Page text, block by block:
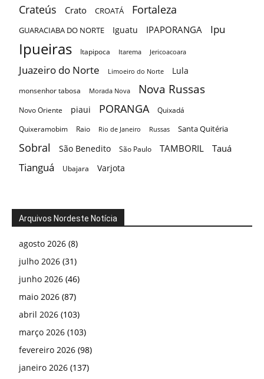
Crateús Crato CROATÁ Fortaleza
GUARACIABA DO NORTE Iguatu IPAPORANGA Ipu
Ipueiras Itapipoca Itarema Jericoacoara
Juazeiro do Norte Limoeiro do Norte Lula
monsenhor tabosa Morada Nova Nova Russas
Novo Oriente piaui PORANGA
Quixadá
Quixeramobim
Raio Rio de Janeiro Russas Santa Quitéria
Sobral São Benedito São Paulo TAMBORIL Tauá
Tianguá Ubajara Varjota
Arquivos Nordeste Notícia
agosto 2026 (8)
julho 2026 (31)
junho 2026 (46)
maio 2026 (87)
abril 2026 (103)
março 2026 (103)
fevereiro 2026 (98)
janeiro 2026 (137)